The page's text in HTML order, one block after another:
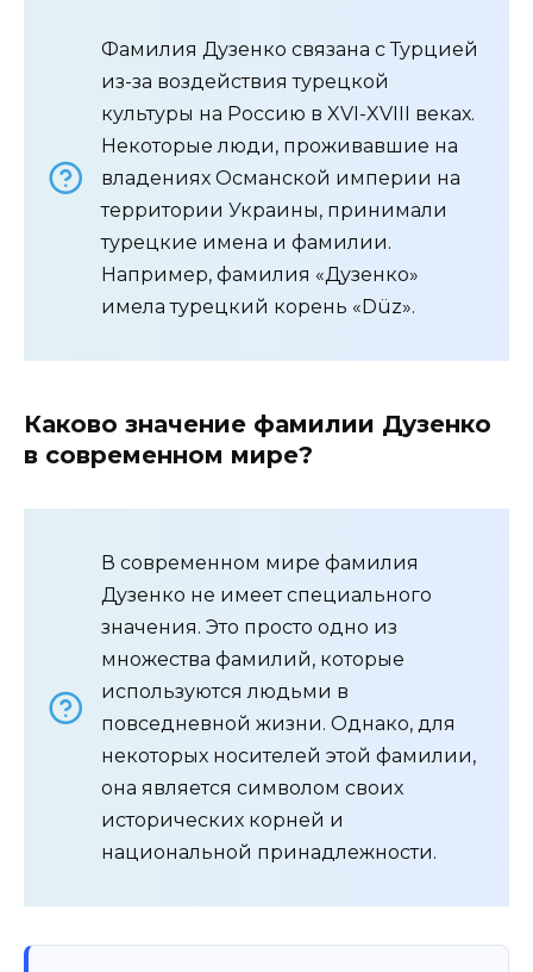
Фамилия Дузенко связана с Турцией
из-за воздействия турецкой
культуры на Россию в XVI-XVIII веках.
Некоторые люди, проживавшие на
владениях Османской империи на
территории Украины, принимали
турецкие имена и фамилии.
Например, фамилия «Дузенко»
имела турецкий корень «Düz».
Каково значение фамилии Дузенко
в современном мире?
В современном мире фамилия
Дузенко не имеет специального
значения. Это просто одно из
множества фамилий, которые
используются людьми в
повседневной жизни. Однако, для
некоторых носителей этой фамилии,
она является символом своих
исторических корней и
национальной принадлежности.